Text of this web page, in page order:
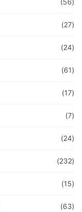
(56)
(27)
(24)
(61)
(17)
(7)
(24)
(232)
(15)
(63)